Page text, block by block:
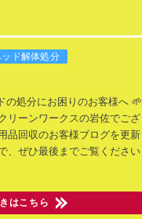
ッド解体処分
の処分にお困りのお客様へ 🌱
リーンワークスの岩佐でござ
品回収のお客様ブログを更新
、ぜひ最後までご覧ください
はこちら